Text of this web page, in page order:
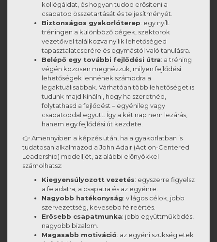
kollégáidat, és hogyan tudod erősíteni a
csapatod összetartását és teljesítményét.
Biztonságos gyakorlóterep: egy nyílt
tréningen a különböző cégek, szektorok
vezetőivel találkozva nyílik lehetőséged
tapasztalatcserére és egymástól való tanulásra.
Belépő egy további fejlődési útra: a tréning
végén közösen megnézzük, milyen fejlődési
lehetőségek lennének számodra a
legaktuálisabbak. Várhatóan több lehetőséget is
tudunk majd kínálni, hogy ha szeretnéd,
folytathasd a fejlődést – egyénileg vagy
csapatoddal együtt. Így a két nap nem lezárás,
hanem egy fejlődési út kezdete.
👉 Amennyiben a képzés után, ha a gyakorlatban is
tudatosan alkalmazod a John Adair (Action-Centered
Leadership) modelljét, az alábbi előnyökkel
számolhatsz:
Kiegyensúlyozott vezetés: egyszerre figyelsz
a feladatra, a csapatra és az egyénre.
Nagyobb hatékonyság: világos célok, jobb
szervezettség, kevesebb félreértés.
Erősebb csapatmunka: jobb együttműködés,
nagyobb bizalom.
Magasabb motiváció: az egyéni szükségletek